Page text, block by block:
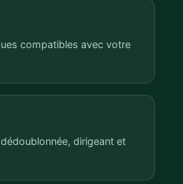
compatibles avec votre
dirigeant et